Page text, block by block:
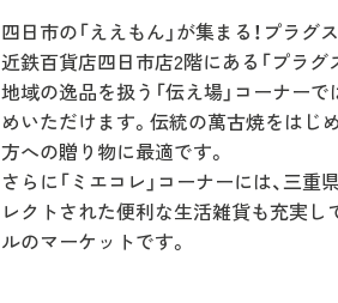
四日市の「ええもん」が集まる！プラグ
近鉄百貨店四日市店2階にある「プラグ
地域の逸品を扱う「伝え場」コーナー
めいただけます。伝統の萬古焼をはじ
方への贈り物に最適です。
さらに「ミエコレ」コーナーには、三
レクトされた便利な生活雑貨も充実し
ルのマーケットです。